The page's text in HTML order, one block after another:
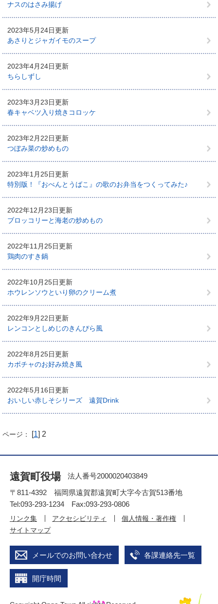
ナスのはさみ揚げ
2023年5月24日更新
あさりとジャガイモのスープ
2023年4月24日更新
ちらしずし
2023年3月23日更新
春キャベツ入り焼きコロッケ
2023年2月22日更新
つぼみ菜の炒めもの
2023年1月25日更新
特別版！『おべんとうばこ』の歌のお弁当をつくってみた♪
2022年12月23日更新
ブロッコリーと海老の炒めもの
2022年11月25日更新
鶏肉のすき鍋
2022年10月25日更新
ホウレンソウといり卵のクリーム煮
2022年9月22日更新
レンコンとしめじのきんぴら風
2022年8月25日更新
カボチャのお好み焼き風
2022年5月16日更新
おいしい赤しそシリーズ 遠賀Drink
ページ： [1] 2
遠賀町役場
法人番号2000020403849
〒811-4392 福岡県遠賀郡遠賀町大字今古賀513番地
Tel:093-293-1234 Fax:093-293-0806
リンク集 アクセシビリティ
個人情報・著作権
サイトマップ
メールでのお問い合わせ 各課連絡先一覧
開庁時間